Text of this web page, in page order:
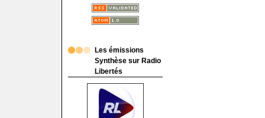
Les émissions
Synthèse sur Radio
Libertés